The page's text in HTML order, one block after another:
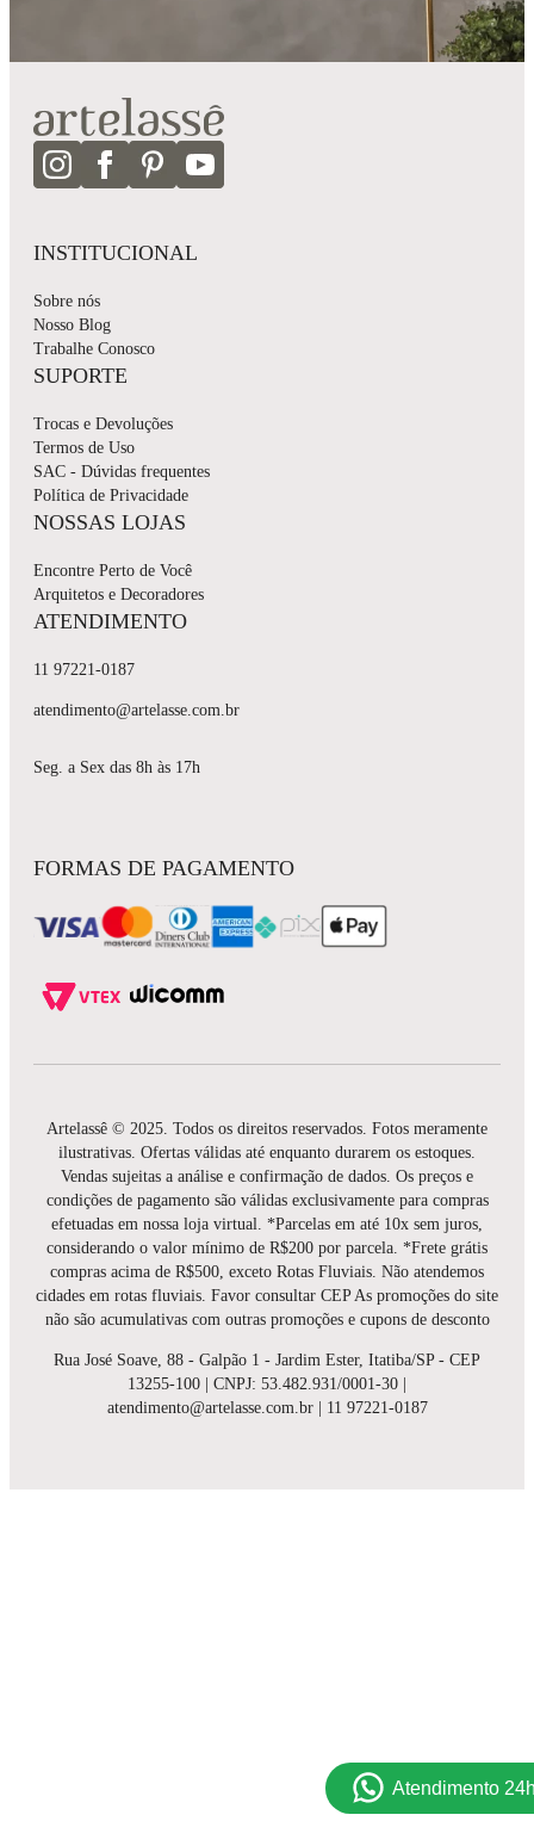
INSTITUCIONAL
Sobre nós
Nosso Blog
Trabalhe Conosco
SUPORTE
Trocas e Devoluções
Termos de Uso
SAC - Dúvidas frequentes
Política de Privacidade
NOSSAS LOJAS
Encontre Perto de Você
Arquitetos e Decoradores
ATENDIMENTO
11 97221-0187
atendimento@artelasse.com.br
Seg. a Sex das 8h às 17h
FORMAS DE PAGAMENTO
Artelassê © 2025. Todos os direitos reservados. Fotos meramente
ilustrativas. Ofertas válidas até enquanto durarem os estoques.
Vendas sujeitas a análise e confirmação de dados. Os preços e
condições de pagamento são válidas exclusivamente para compras
efetuadas em nossa loja virtual. *Parcelas em até 10x sem juros,
considerando o valor mínimo de R$200 por parcela. *Frete grátis
compras acima de R$500, exceto Rotas Fluviais. Não atendemos
cidades em rotas fluviais. Favor consultar CEP As promoções do site
não são acumulativas com outras promoções e cupons de desconto
Rua José Soave, 88 - Galpão 1 - Jardim Ester, Itatiba/SP - CEP
13255-100 | CNPJ: 53.482.931/0001-30 |
atendimento@artelasse.com.br | 11 97221-0187
Atendimento